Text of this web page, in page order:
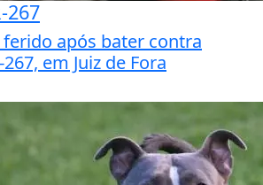
267
após bater contra
em Juiz de Fora